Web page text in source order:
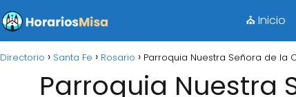
⛪ Inicio
Directorio Santa Fe Rosario Parroquia Nuestra Señora de la
Parroquia Nuestra